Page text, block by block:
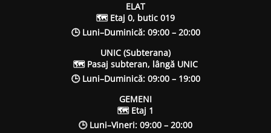
ELAT
🗺 Etaj 0, butic 019
🕒 Luni–Duminică: 09:00 – 20:00
UNIC (Subterana)
🗺 Pasaj subteran, lângă UNIC
🕒 Luni–Duminică: 09:00 – 19:00
GEMENI
🗺 Etaj 1
🕒 Luni–Vineri: 09:00 – 20:00